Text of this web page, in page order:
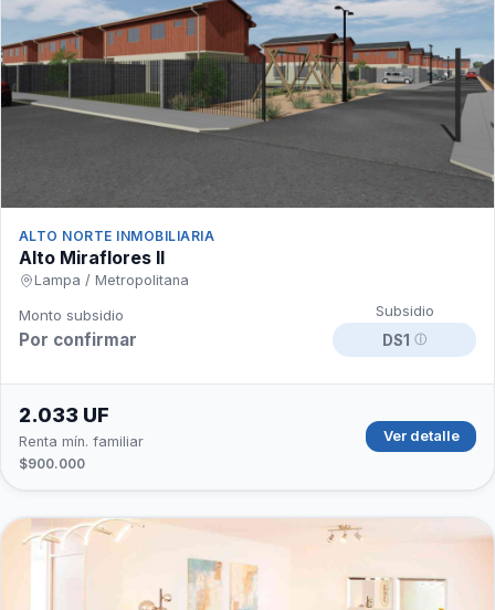
ALTO NORTE INMOBILIARIA
Alto Miraflores II
Lampa / Metropolitana
Monto subsidio
Por confirmar
Subsidio
DS1 ⓘ
2.033 UF
Renta mín. familiar
$900.000
Ver detalle